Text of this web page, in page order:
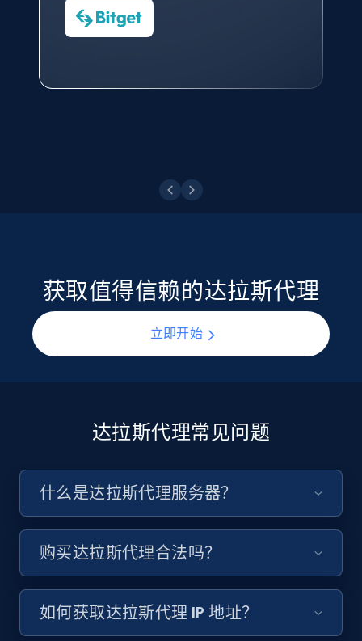
数据科学专家
Charmagne Cruz
—— Shopee Philippines Inc. 报告与分析、
Convert Group 的 CTO
获取值得信赖的达拉斯代理
立即开始
达拉斯代理常见问题
什么是达拉斯代理服务器？
购买达拉斯代理合法吗？
如何获取达拉斯代理 IP 地址？